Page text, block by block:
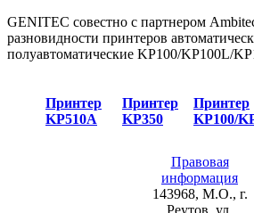
GENITEC совестно с партнером
разновидности принтеров
полуавтоматические KP100/KP100L/
Принтер
KP510A
Принтер
KP350
Принтер
KP100/
Правовая
информация
143968, М.О., г.
Реутов, ул.